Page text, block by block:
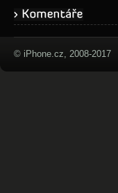
© iPhone.cz, 2008-2017